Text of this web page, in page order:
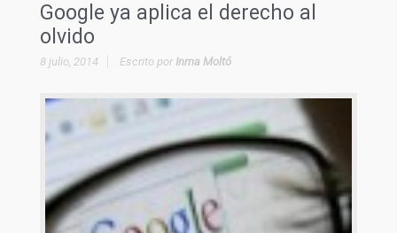
Google ya aplica el derecho al
olvido
8 julio, 2014 Escrito por Inma Moltó